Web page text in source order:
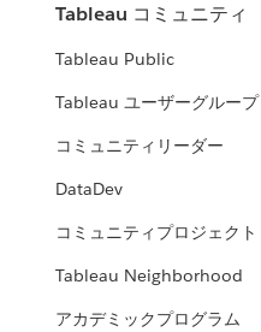
Tableau コミュニティ
Tableau Public
Tableau ユーザーグループ
コミュニティリーダー
DataDev
コミュニティプロジェクト
Tableau Neighborhood
アカデミックプログラム